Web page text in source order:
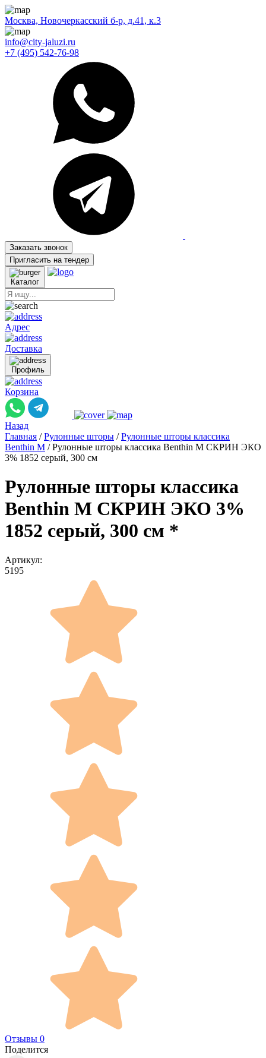
Москва, Новочеркасский б-р, д.41, к.3
info@city-jaluzi.ru
+7 (495) 542-76-98
Заказать звонок
Пригласить на тендер
Каталог
Адрес
Доставка
Профиль
Корзина
Назад
Главная / Рулонные шторы / Рулонные шторы классика
Benthin M / Рулонные шторы классика Benthin M СКРИН ЭКО
3% 1852 серый, 300 см
Рулонные шторы классика
Benthin M СКРИН ЭКО 3%
1852 серый, 300 см *
Артикул:
5195
Отзывы 0
Поделится